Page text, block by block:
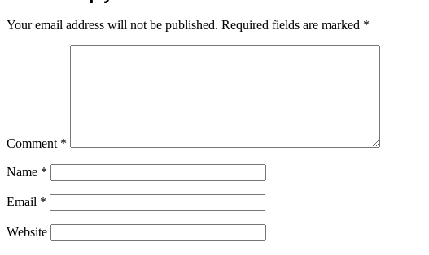
Your email address will not be published. Required fields are marked *
Comment *
Name *
Email *
Website